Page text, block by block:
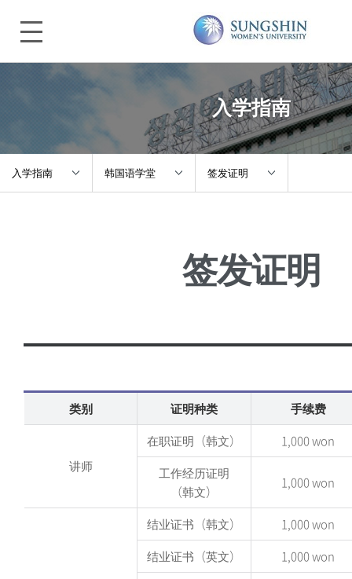
入学指南
入学指南 韩国语学堂 签发证明
课程
文化体验
奖学金
签发证明
通知
签发证明
类别 证明种类 手续费
讲师
在职证明（韩文）
1,000 won
工作经历证明
（韩文）
1,000 won
结业证书（韩文）
1,000 won
结业证书（英文）
1,000 won